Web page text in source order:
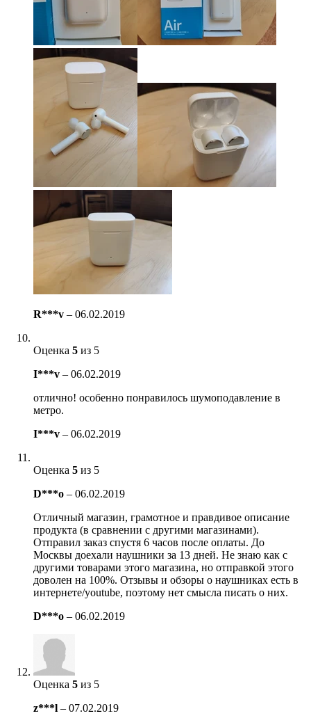
R***v – 06.02.2019
Оценка 5 из 5
I***v – 06.02.2019
отлично! особенно понравилось шумоподавление в
метро.
I***v – 06.02.2019
Оценка 5 из 5
D***o – 06.02.2019
Отличный магазин, грамотное и правдивое описание
продукта (в сравнении с другими магазинами).
Отправил заказ спустя 6 часов после оплаты. До
Москвы доехали наушники за 13 дней. Не знаю как с
другими товарами этого магазина, но отправкой этого
доволен на 100%. Отзывы и обзоры о наушниках есть в
интернете/youtube, поэтому нет смысла писать о них.
D***o – 06.02.2019
Оценка 5 из 5
z***l – 07.02.2019